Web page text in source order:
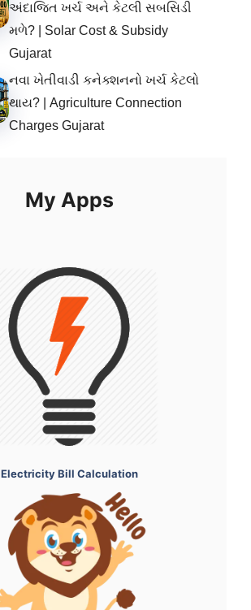
અંદાજિત ખર્ચ અને કેટલી સબસિડી
મળે? | Solar Cost & Subsidy
Gujarat
નવા ખેતીવાડી કનેક્શનનો ખર્ચ કેટલો
થાય? | Agriculture Connection
Charges Gujarat
My Apps
Electricity Bill Calculation